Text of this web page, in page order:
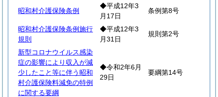
昭和村介護保険条例
◆平成12年3
月17日
条例第8号
昭和村介護保険条例施行
規則
◆平成12年3
月31日
規則第2号
新型コロナウイルス感染
症の影響により収入が減
少したこと等に伴う昭和
村介護保険料減免の特例
に関する要綱
◆令和2年6月
29日
要綱第14号